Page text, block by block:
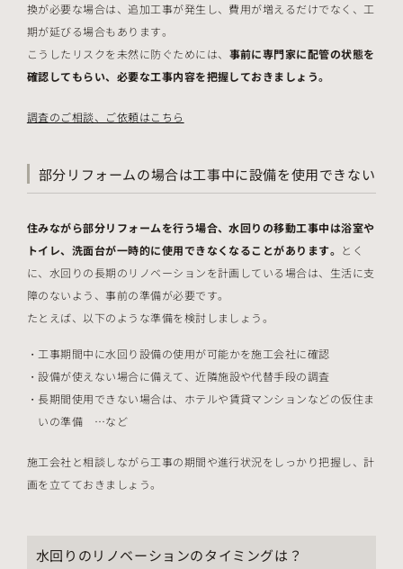
換が必要な場合は、追加工事が発生し、費用が増えるだけでなく、工
期が延びる場合もあります。
こうしたリスクを未然に防ぐためには、 事前に専門家に配管の状態を
確認してもらい、必要な工事内容を把握しておきましょう。
調査のご相談、ご依頼はこちら
部分リフォームの場合は工事中に設備を使用できない
住みながら部分リフォームを行う場合、水回りの移動工事中は浴室や
トイレ、洗面台が一時的に使用できなくなることがあります。 とく
に、水回りの長期のリノベーションを計画している場合は、生活に支
障のないよう、事前の準備が必要です。
たとえば、以下のような準備を検討しましょう。
工事期間中に水回り設備の使用が可能かを施工会社に確認
設備が使えない場合に備えて、近隣施設や代替手段の調査
長期間使用できない場合は、ホテルや賃貸マンションなどの仮住ま
いの準備 …など
施工会社と相談しながら工事の期間や進行状況をしっかり把握し、計
画を立てておきましょう。
水回りのリノベーションのタイミングは？